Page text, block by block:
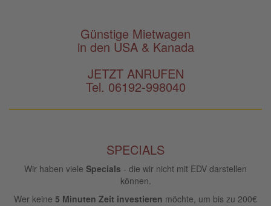
Günstige Mietwagen
in den USA & Kanada
JETZT ANRUFEN
Tel. 06192-998040
SPECIALS
Wir haben viele Specials - die wir nicht mit EDV darstellen
können.
Wer keine 5 Minuten Zeit investieren möchte, um bis zu 200€